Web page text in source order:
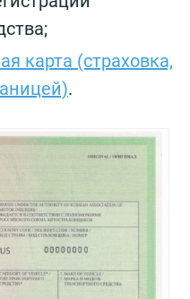
карта (страховка,
.